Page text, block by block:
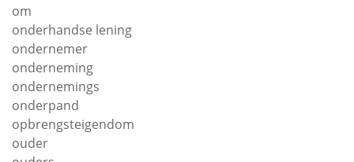
om
onderhandse lening
ondernemer
onderneming
ondernemings
onderpand
opbrengsteigendom
ouder